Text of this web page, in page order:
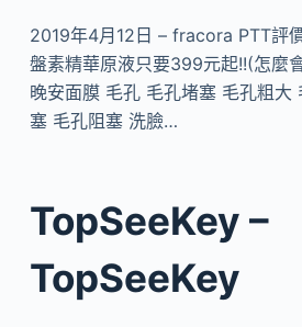
2019年4月12日 – fracora PTT評
盤素精華原液只要399元起!!(怎麼
晚安面膜 毛孔 毛孔堵塞 毛孔粗大
塞 毛孔阻塞 洗臉…
TopSeeKey –
TopSeeKey